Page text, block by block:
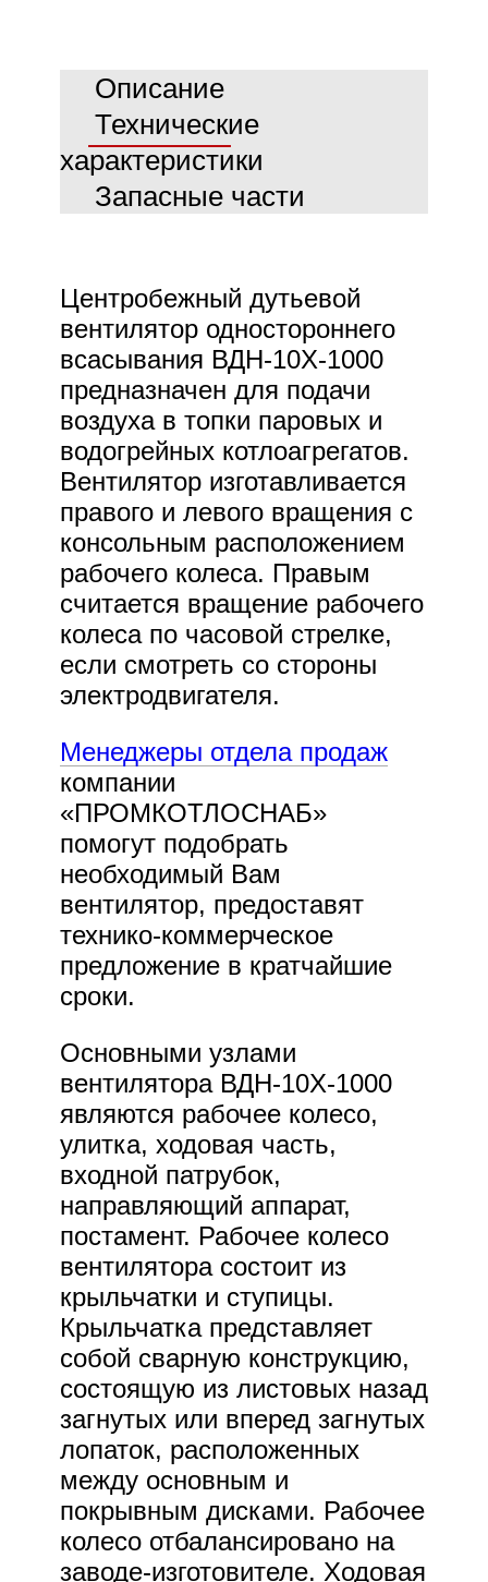
Описание
Технические
характеристики
Запасные части
Центробежный дутьевой
вентилятор одностороннего
всасывания ВДН-10Х-1000
предназначен для подачи
воздуха в топки паровых и
водогрейных котлоагрегатов.
Вентилятор изготавливается
правого и левого вращения с
консольным расположением
рабочего колеса. Правым
считается вращение рабочего
колеса по часовой стрелке,
если смотреть со стороны
электродвигателя.
Менеджеры отдела продаж
компании
«ПРОМКОТЛОСНАБ»
помогут подобрать
необходимый Вам
вентилятор, предоставят
технико-коммерческое
предложение в кратчайшие
сроки.
Основными узлами
вентилятора ВДН-10Х-1000
являются рабочее колесо,
улитка, ходовая часть,
входной патрубок,
направляющий аппарат,
постамент. Рабочее колесо
вентилятора состоит из
крыльчатки и ступицы.
Крыльчатка представляет
собой сварную конструкцию,
состоящую из листовых назад
загнутых или вперед загнутых
лопаток, расположенных
между основным и
покрывным дисками. Рабочее
колесо отбалансировано на
заводе-изготовителе. Ходовая